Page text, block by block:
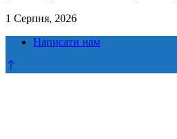
1 Серпня, 2026
Написати нам
Прокрутка
до